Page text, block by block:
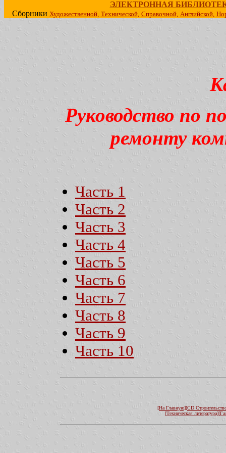
ЭЛЕКТРОННАЯ
Сборники Художественной, Технической, Справочной, Английской,
Руководство по
ремонту
Часть 1
Часть 2
Часть 3
Часть 4
Часть 5
Часть 6
Часть 7
Часть 8
Часть 9
Часть 10
[Hа Главную][CD
[Техническая литература]